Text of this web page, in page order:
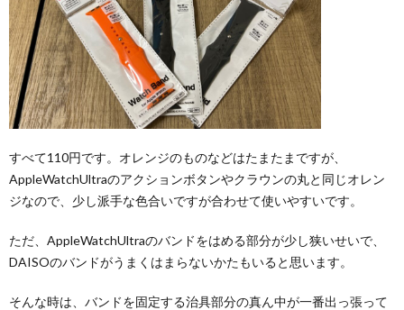
すべて110円です。オレンジのものなどはたまたまですが、
AppleWatchUltraのアクションボタンやクラウンの丸と同じオレン
ジなので、少し派手な色合いですが合わせて使いやすいです。
ただ、AppleWatchUltraのバンドをはめる部分が少し狭いせいで、
DAISOのバンドがうまくはまらないかたもいると思います。
そんな時は、バンドを固定する治具部分の真ん中が一番出っ張って